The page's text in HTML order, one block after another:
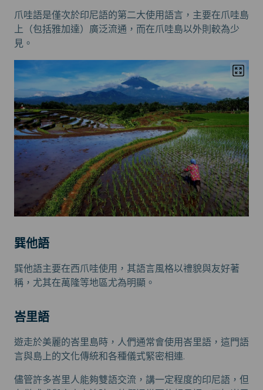
爪哇語是僅次於印尼語的第二大使用語言，主要在爪哇島
上（包括雅加達）廣泛流通，而在爪哇島以外則較為少
見。
巽他語
巽他語主要在西爪哇使用，其語言風格以禮貌與友好著
稱，尤其在萬隆等地區尤為明顯。
峇里語
遊走於美麗的峇里島時，人們通常會使用峇里語，這門語
言與島上的文化傳統和各種儀式緊密相連.
儘管許多峇里人能夠雙語交流，講一定程度的印尼語，但